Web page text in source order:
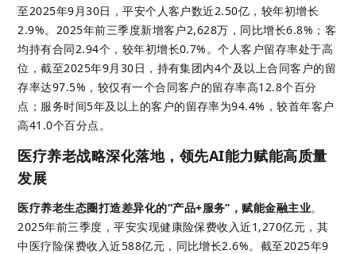
至2025年9月30日，平安个人客户数近2.50亿，较年初增长
2.9%。2025年前三季度新增客户2,628万，同比增长6.8%；客
均持有合同2.94个，较年初增长0.7%。个人客户留存率处于高
位，截至2025年9月30日，持有集团内4个及以上合同客户的留
存率达97.5%，较仅有一个合同客户的留存率高12.8个百分
点；服务时间5年及以上的客户的留存率为94.4%，较首年客户
高41.0个百分点。
医疗养老战略深化落地，领先AI能力赋能高质量
发展
医疗养老生态圈打造差异化的“产品+服务” ，赋能金融主业。
2025年前三季度，平安实现健康险保费收入近1,270亿元，其
中医疗险保费收入近588亿元，同比增长2.6%。截至2025年9